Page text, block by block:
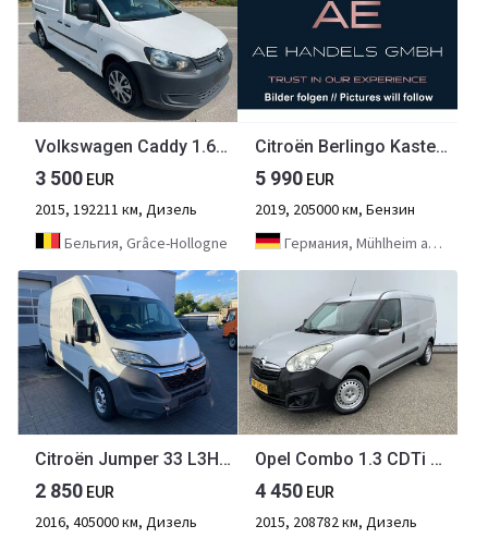
Volkswagen Caddy 1.6TDI. L2. Klima.
3 500 EUR
2015, 192211 км, Дизель
Бельгия, Grâce-Hollogne
Citroën Berlingo Kasten Control *HU/2028/1. Hand/Klima
5 990 EUR
2019, 205000 км, Бензин
Германия, Mühlheim am Main
Citroën Jumper 33 L3H2 PROLINE HDi 130
2 850 EUR
2016, 405000 км, Дизель
Opel Combo 1.3 CDTi L2H1 ecoFLEX Sport Airco Cruise Euro 5 (D
4 450 EUR
2015, 208782 км, Дизель